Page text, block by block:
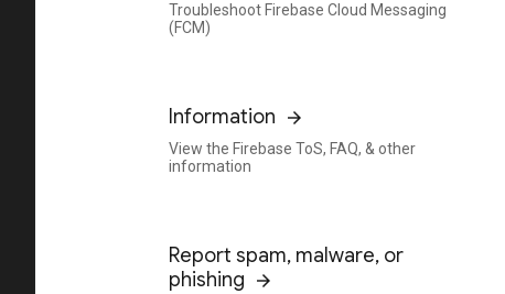
Troubleshoot Firebase Cloud Messaging
(FCM)
Information
View the Firebase ToS, FAQ, & other
information
Report spam, malware, or
phishing